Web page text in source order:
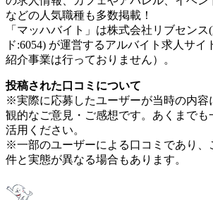
などの人気職種も多数掲載！
「マッハバイト」は株式会社リブセン
ド:6054) が運営するアルバイト求人サ
紹介事業は行っておりません）。
投稿された口コミについて
※実際に応募したユーザーが当時の内容
観的なご意見・ご感想です。あくまでも
活用ください。
※一部のユーザーによる口コミであり、
件と実態が異なる場合もあります。